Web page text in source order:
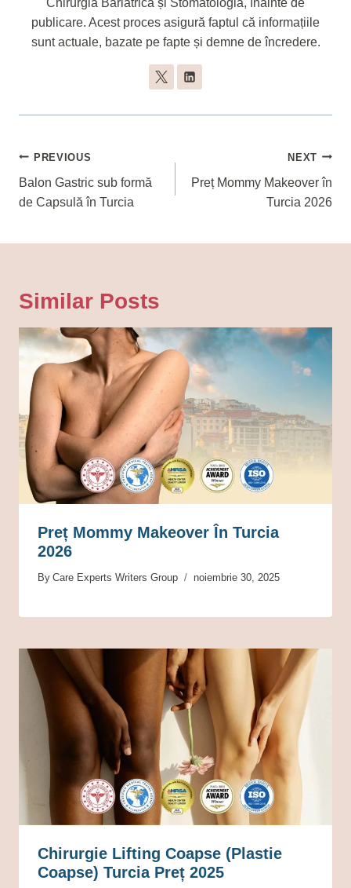
publicare. Acest proces asigură faptul că informațiile
sunt actuale, bazate pe fapte și demne de încredere.
Navigare
În
Articole
PREVIOUS
Balon Gastric sub formă
de Capsulă în Turcia
NEXT
Preț Mommy Makeover în
Turcia 2026
Similar Posts
Preț Mommy Makeover În Turcia
2026
By Care Experts Writers Group noiembrie 30, 2025
Chirurgie Lifting Coapse (Plastie
Coapse) Turcia Preț 2025